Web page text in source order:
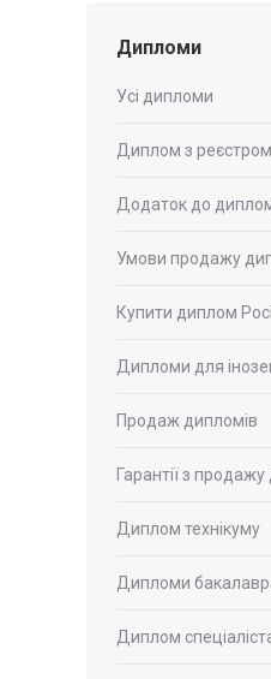
Дипломи
Усі дипломи
Диплом з реєстром
Додаток до
Умови продажу
Купити диплом
Дипломи для
Продаж дипломів
Гарантії з
Диплом технікуму
Дипломи
Диплом